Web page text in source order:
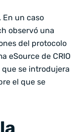
En un caso
observó una
del protocolo
eSource de CRIO
se introdujera
el que se